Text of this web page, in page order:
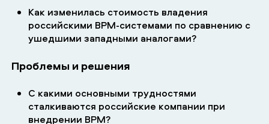
Как изменилась стоимость владения
российскими BPM-системами по сравнению с
ушедшими западными аналогами?
Проблемы и решения
С какими основными трудностями
сталкиваются российские компании при
внедрении BPM?